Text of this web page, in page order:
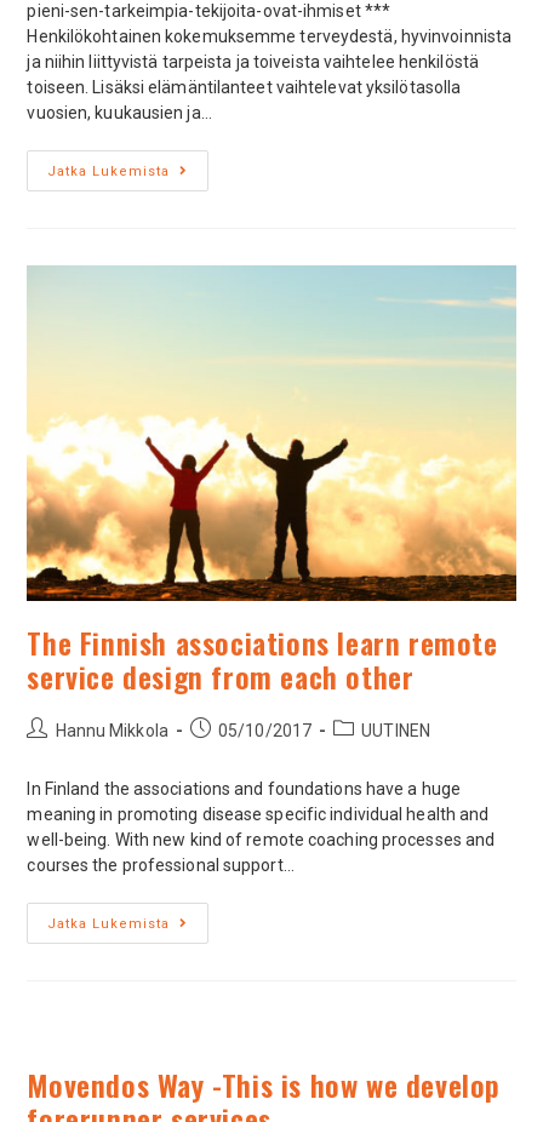
pieni-sen-tarkeimpia-tekijoita-ovat-ihmiset ***
Henkilökohtainen kokemuksemme terveydestä, hyvinvoinnista
ja niihin liittyvistä tarpeista ja toiveista vaihtelee henkilöstä
toiseen. Lisäksi elämäntilanteet vaihtelevat yksilötasolla
vuosien, kuukausien ja…
Jatka Lukemista
The Finnish associations learn remote
service design from each other
Hannu Mikkola 05/10/2017 UUTINEN
In Finland the associations and foundations have a huge
meaning in promoting disease specific individual health and
well-being. With new kind of remote coaching processes and
courses the professional support…
Jatka Lukemista
Movendos Way -This is how we develop